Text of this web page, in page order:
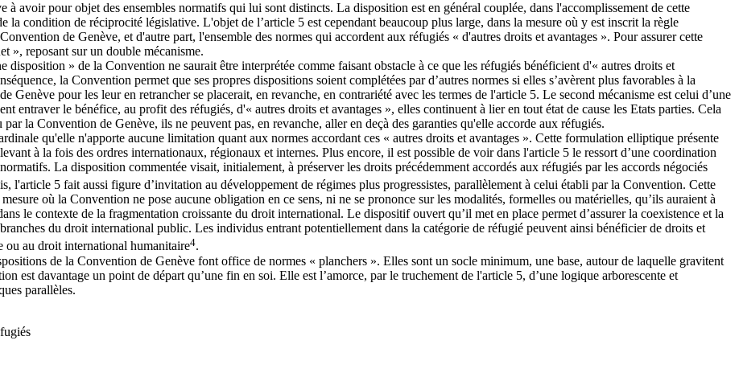
avoir pour objet des ensembles normatifs qui lui sont distincts. La disposition est en général couplée, dans l'accomplissement de cette
condition de réciprocité législative. L'objet de l’article 5 est cependant beaucoup plus large, dans la mesure où y est inscrit la règle
de Genève, et d'autre part, l'ensemble des normes qui accordent aux réfugiés « d'autres droits et avantages ». Pour assurer cette
», reposant sur un double mécanisme.
» de la Convention ne saurait être interprétée comme faisant obstacle à ce que les réfugiés bénéficient d'« autres droits et
la Convention permet que ses propres dispositions soient complétées par d’autres normes si elles s’avèrent plus favorables à la
pour les leur en retrancher se placerait, en revanche, en contrariété avec les termes de l'article 5. Le second mécanisme est celui d’une
entraver le bénéfice, au profit des réfugiés, d'« autres droits et avantages », elles continuent à lier en tout état de cause les Etats parties. Cela
la Convention de Genève, ils ne peuvent pas, en revanche, aller en deçà des garanties qu'elle accorde aux réfugiés.
qu'elle n'apporte aucune limitation quant aux normes accordant ces « autres droits et avantages ». Cette formulation elliptique présente
à la fois des ordres internationaux, régionaux et internes. Plus encore, il est possible de voir dans l'article 5 le ressort d’une coordination
La disposition commentée visait, initialement, à préserver les droits précédemment accordés aux réfugiés par les accords négociés
l'article 5 fait aussi figure d’invitation au développement de régimes plus progressistes, parallèlement à celui établi par la Convention. Cette
où la Convention ne pose aucune obligation en ce sens, ni ne se prononce sur les modalités, formelles ou matérielles, qu’ils auraient à
le contexte de la fragmentation croissante du droit international. Le dispositif ouvert qu’il met en place permet d’assurer la coexistence et la
du droit international public. Les individus entrant potentiellement dans la catégorie de réfugié peuvent ainsi bénéficier de droits et
ou au droit international humanitaire4.
de la Convention de Genève font office de normes « planchers ». Elles sont un socle minimum, une base, autour de laquelle gravitent
est davantage un point de départ qu’une fin en soi. Elle est l’amorce, par le truchement de l'article 5, d’une logique arborescente et
parallèles.